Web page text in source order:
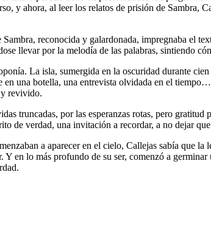
y ahora, al leer los relatos de prisión de Sambra,
reconocida y galardonada, impregnaba el
llevar por la melodía de las palabras, sintiendo
La isla, sumergida en la oscuridad durante
una botella, una entrevista olvidada en el
y revivido.
truncadas, por las esperanzas rotas, pero
de verdad, una invitación a recordar, a no dejar
a aparecer en el cielo, Callejas sabía que
en lo más profundo de su ser, comenzó a